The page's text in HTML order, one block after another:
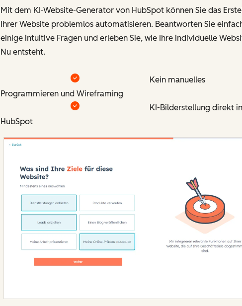
Mit dem KI-Website-Generator von HubSpot können Sie das
Ihrer Website problemlos automatisieren. Beantworten Sie
einige intuitive Fragen und erleben Sie, wie Ihre individuelle
Nu entsteht.
Kein manuelles
Programmieren und Wireframing
KI-Bilderstellung direkt in
HubSpot